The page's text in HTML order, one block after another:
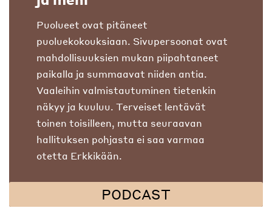
Puolueet ovat pitäneet
puoluekokouksiaan. Sivupersoonat ovat
mahdollisuuksien mukan piipahtaneet
paikalla ja summaavat niiden antia.
Vaaleihin valmistautuminen tietenkin
näkyy ja kuuluu. Terveiset lentävät
toinen toisilleen, mutta seuraavan
hallituksen pohjasta ei saa varmaa
otetta Erkkikään.
PODCAST